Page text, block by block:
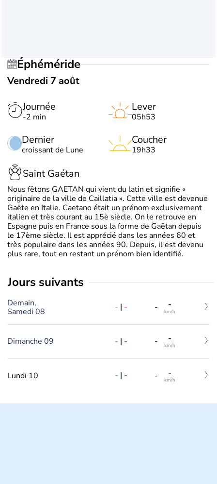
Éphéméride
Vendredi 7 août
Journée
-2 min
Dernier
croissant de Lune
Lever
05h53
Coucher
19h33
Saint Gaétan
Nous fêtons GAETAN qui vient du latin et signifie «
originaire de la ville de Caillatia ». Cette ville est devenue
Gaëte en Italie. Caetano était un prénom exclusivement
italien et très courant au 15è siècle. On le retrouve en
Espagne puis en France sous la forme de Gaëtan depuis
le 17ème siècle. Il est apprécié dans les années 60 et
très populaire dans les années 90. Depuis, il est devenu
plus rare, tout en restant un prénom bien identifié.
jours suivants
Demain,
Samedi 08
- | - - -
km/h
Dimanche 09 - | - - -
km/h
Lundi 10 - | - - -
km/h